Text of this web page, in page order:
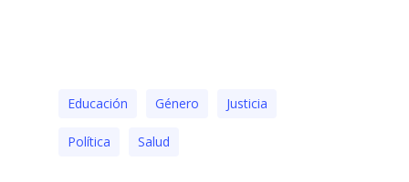
Educación Género Justicia
Polí­tica Salud